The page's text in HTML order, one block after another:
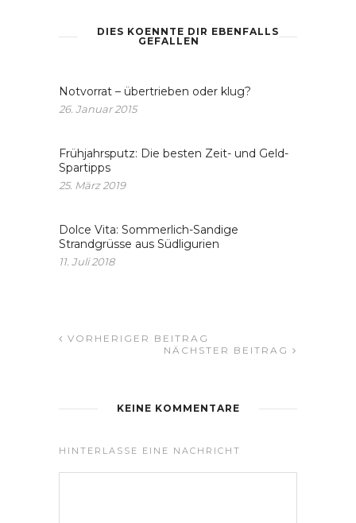
DIES KOENNTE DIR EBENFALLS
GEFALLEN
Notvorrat – übertrieben oder klug?
26. Januar 2015
Frühjahrsputz: Die besten Zeit- und Geld-
Spartipps
25. März 2019
Dolce Vita: Sommerlich-Sandige
Strandgrüsse aus Südligurien
11. Juli 2018
VORHERIGER BEITRAG
NÄCHSTER BEITRAG
KEINE KOMMENTARE
HINTERLASSE EINE NACHRICHT